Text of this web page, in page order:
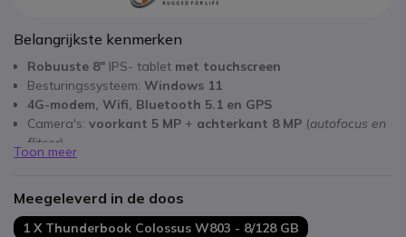
Belangrijkste kenmerken
Robuuste 8" IPS- tablet met touchscreen
Besturingssysteem: Windows 11
4G-modem, Wifi, Bluetooth 5.1 en GPS
Camera's: voorkant 5 MP + achterkant 8 MP (autofocus en
flitser)
8GB RAM
IP65 + MIL-STD 810G: stof- en waterdicht
Toon meer
Meegeleverd in de doos
1 X Thunderbook Colossus W803 - 8/128 GB